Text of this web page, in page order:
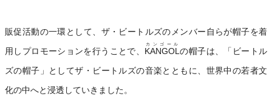
販促活動の一環として、ザ・ビートルズのメンバー自らが帽子を着
用しプロモーションを行うことで、 KANGOL
カンゴール
の帽子は、「ビートル
ズの帽子」としてザ・ビートルズの音楽とともに、世界中の若者文
化の中へと浸透していきました。